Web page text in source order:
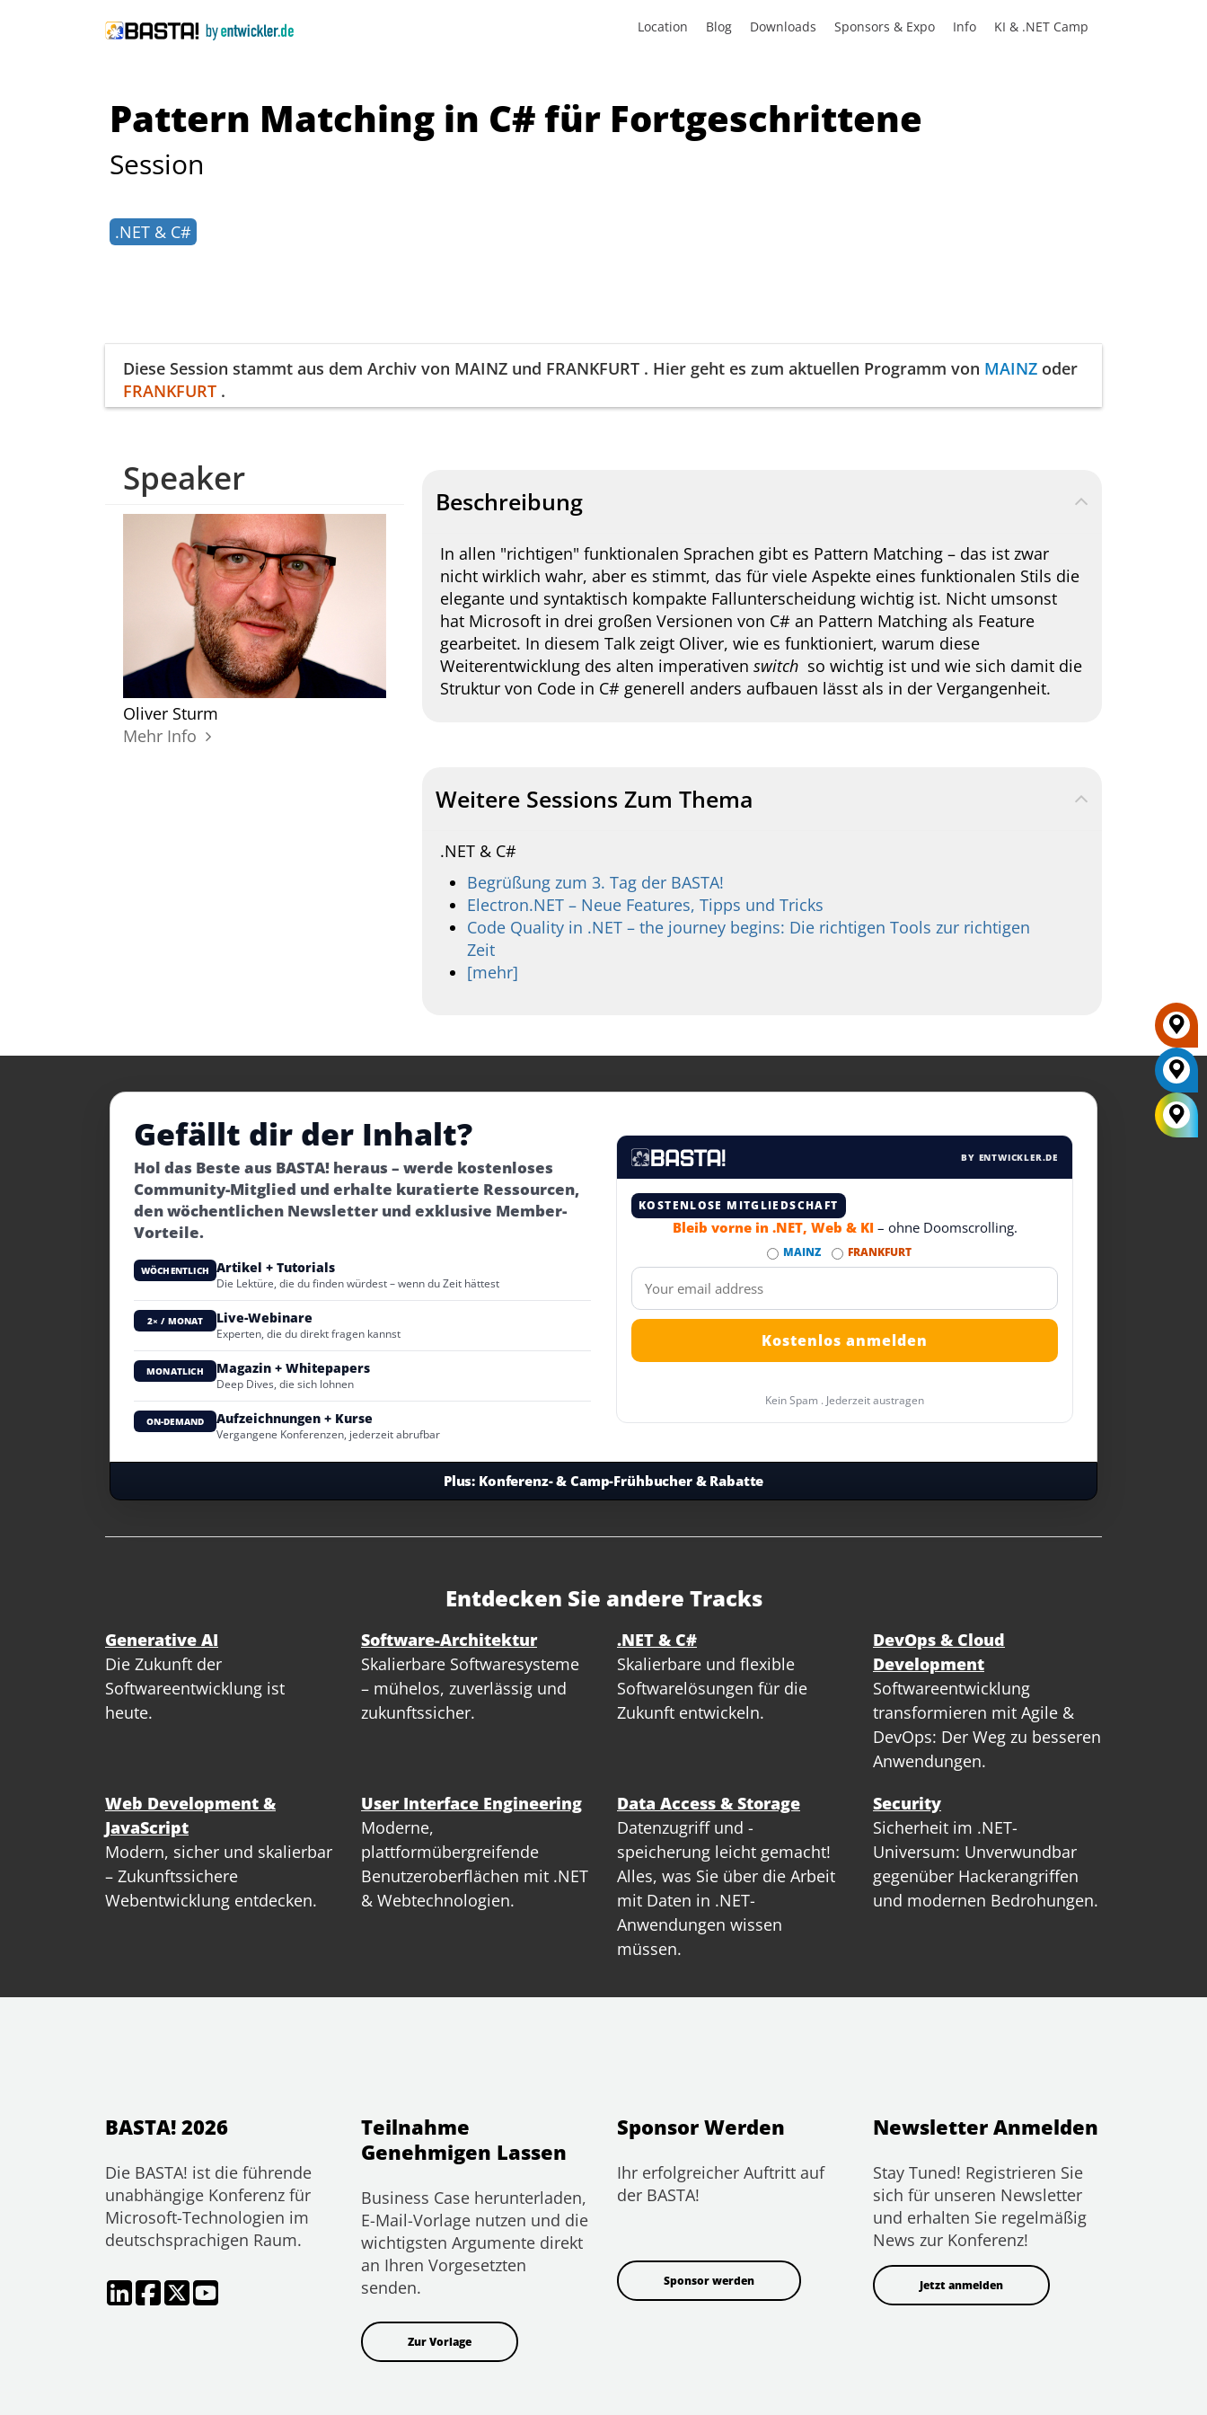
Location Blog Downloads Sponsors & Expo Info KI & .NET Camp
Pattern Matching in C# für Fortgeschrittene
Session
.NET & C#
Diese Session stammt aus dem Archiv von MAINZ und FRANKFURT . Hier geht es zum aktuellen Programm von MAINZ oder
FRANKFURT .
Speaker
Oliver Sturm
Mehr Info
Beschreibung
In allen "richtigen" funktionalen Sprachen gibt es Pattern Matching – das ist zwar
nicht wirklich wahr, aber es stimmt, das für viele Aspekte eines funktionalen Stils die
elegante und syntaktisch kompakte Fallunterscheidung wichtig ist. Nicht umsonst
hat Microsoft in drei großen Versionen von C# an Pattern Matching als Feature
gearbeitet. In diesem Talk zeigt Oliver, wie es funktioniert, warum diese
Weiterentwicklung des alten imperativen switch so wichtig ist und wie sich damit die
Struktur von Code in C# generell anders aufbauen lässt als in der Vergangenheit.
Weitere Sessions Zum Thema
.NET & C#
Begrüßung zum 3. Tag der BASTA!
Electron.NET – Neue Features, Tipps und Tricks
Code Quality in .NET – the journey begins: Die richtigen Tools zur richtigen
Zeit
[mehr]
Gefällt dir der Inhalt?
Hol das Beste aus BASTA! heraus – werde kostenloses
Community-Mitglied und erhalte kuratierte Ressourcen,
den wöchentlichen Newsletter und exklusive Member-
Vorteile.
WÖCHENTLICH Artikel + Tutorials
Die Lektüre, die du finden würdest – wenn du Zeit hättest
2× / MONAT Live-Webinare
Experten, die du direkt fragen kannst
MONATLICH Magazin + Whitepapers
Deep Dives, die sich lohnen
ON-DEMAND Aufzeichnungen + Kurse
Vergangene Konferenzen, jederzeit abrufbar
BY ENTWICKLER.DE
KOSTENLOSE MITGLIEDSCHAFT
Bleib vorne in .NET, Web & KI – ohne Doomscrolling.
MAINZ FRANKFURT
Kein Spam . Jederzeit austragen
Plus: Konferenz- & Camp-Frühbucher & Rabatte
Entdecken Sie andere Tracks
Generative AI
Die Zukunft der
Softwareentwicklung ist
heute.
Software-Architektur
Skalierbare Softwaresysteme
– mühelos, zuverlässig und
zukunftssicher.
.NET & C#
Skalierbare und flexible
Softwarelösungen für die
Zukunft entwickeln.
DevOps & Cloud
Development
Softwareentwicklung
transformieren mit Agile &
DevOps: Der Weg zu besseren
Anwendungen.
Web Development &
JavaScript
Modern, sicher und skalierbar
– Zukunftssichere
Webentwicklung entdecken.
User Interface Engineering
Moderne,
plattformübergreifende
Benutzeroberflächen mit .NET
& Webtechnologien.
Data Access & Storage
Datenzugriff und -
speicherung leicht gemacht!
Alles, was Sie über die Arbeit
mit Daten in .NET-
Anwendungen wissen
müssen.
Security
Sicherheit im .NET-
Universum: Unverwundbar
gegenüber Hackerangriffen
und modernen Bedrohungen.
BASTA! 2026
Die BASTA! ist die führende
unabhängige Konferenz für
Microsoft-Technologien im
deutschsprachigen Raum.
Teilnahme
Genehmigen Lassen
Business Case herunterladen,
E-Mail-Vorlage nutzen und die
wichtigsten Argumente direkt
an Ihren Vorgesetzten
senden.
Zur Vorlage
Sponsor Werden
Ihr erfolgreicher Auftritt auf
der BASTA!
Sponsor werden
Newsletter Anmelden
Stay Tuned! Registrieren Sie
sich für unseren Newsletter
und erhalten Sie regelmäßig
News zur Konferenz!
Jetzt anmelden